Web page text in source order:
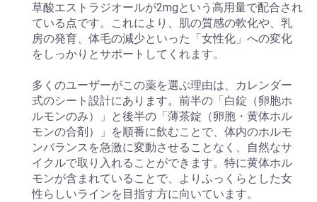
草酸エストラジオールが2mgという高用量で配合され
ている点です。これにより、肌の質感の軟化や、乳
房の発育、体毛の減少といった「女性化」への変化
をしっかりとサポートしてくれます。
多くのユーザーがこの薬を選ぶ理由は、カレンダー
式のシート設計にあります。前半の「白錠（卵胞ホ
ルモンのみ）」と後半の「薄茶錠（卵胞・黄体ホル
モンの合剤）」を順番に飲むことで、体内のホルモ
ンバランスを急激に変動させることなく、自然なサ
イクルで取り入れることができます。特に黄体ホル
モンが含まれていることで、よりふっくらとした女
性らしいラインを目指す方に向いています。